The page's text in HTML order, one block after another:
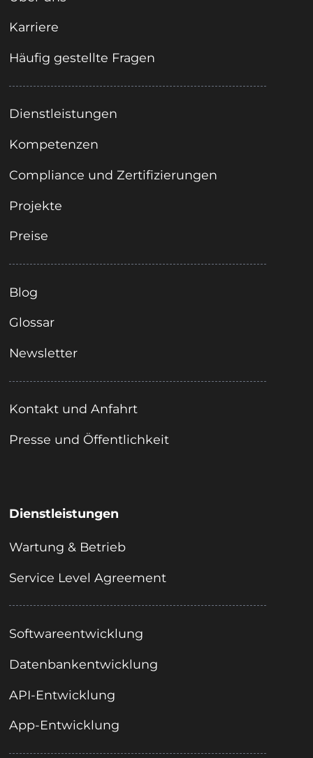
Karriere
Häufig gestellte Fragen
Dienstleistungen
Kompetenzen
Compliance und Zertifizierungen
Projekte
Preise
Blog
Glossar
Newsletter
Kontakt und Anfahrt
Presse und Öffentlichkeit
Dienstleistungen
Wartung & Betrieb
Service Level Agreement
Softwareentwicklung
Datenbankentwicklung
API-Entwicklung
App-Entwicklung